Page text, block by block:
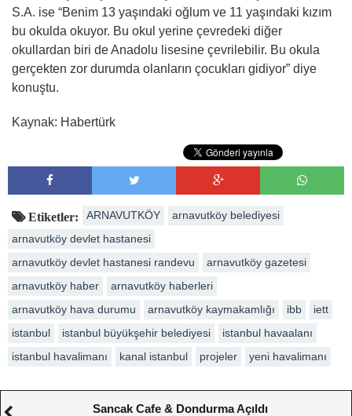
S.A. ise “Benim 13 yaşındaki oğlum ve 11 yaşındaki kızım
bu okulda okuyor. Bu okul yerine çevredeki diğer
okullardan biri de Anadolu lisesine çevrilebilir. Bu okula
gerçekten zor durumda olanların çocukları gidiyor” diye
konuştu.
Kaynak: Habertürk
Etiketler: ARNAVUTKÖY
arnavutköy belediyesi
arnavutköy devlet hastanesi
arnavutköy devlet hastanesi randevu
arnavutköy gazetesi
arnavutköy haber
arnavutköy haberleri
arnavutköy hava durumu
arnavutköy kaymakamlığı ibb
iett
istanbul
istanbul büyükşehir belediyesi
istanbul havaalanı
istanbul havalimanı
kanal istanbul projeler yeni havalimanı
Sancak Cafe & Dondurma Açıldı